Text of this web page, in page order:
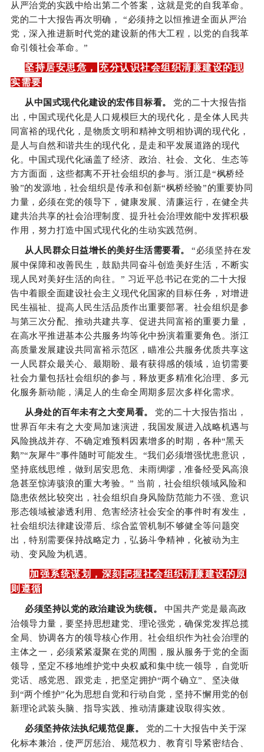
从严治党的实践中给出第二个答案，这就是党的自我革命。
党的二十大报告再次明确， “必须持之以恒推进全面从严治
党，深入推进新时代党的建设新的伟大工程，以党的自我革
命引领社会革命。”
坚持居安思危，
充分认识社会组织清廉建设的现
实需要
从中国式现代化建设的宏伟目标看。
党的二十大报告指
出，中国式现代化是人口规模巨大的现代化，是全体人民共
同富裕的现代化，是物质文明和精神文明相协调的现代化，
是人与自然和谐共生的现代化，是走和平发展道路的现代
化。中国式现代化涵盖了经济、政治、社会、文化、生态等
方方面面，这些都离不开社会组织的参与。浙江是“枫桥经
验”的发源地，社会组织是传承和创新“枫桥经验”的重要协同
力量，必须在党的领导下，健康发展、清廉运行，在健全共
建共治共享的社会治理制度、提升社会治理效能中发挥积极
作用，努力打造中国式现代化的生动实践范例。
从人民群众日益增长的美好生活需要看。
“必须坚持在发
展中保障和改善民生，鼓励共同奋斗创造美好生活，不断实
现人民对美好生活的向往。” 习近平总书记在党的二十大报
告中着眼全面建设社会主义现代化国家的目标任务，对增进
民生福祉、提高人民生活品质作出重要部署。社会组织是参
与第三次分配、推动共建共享、促进共同富裕的重要力量，
在高水平推进基本公共服务均等化中扮演着重要角色。浙江
高质量发展建设共同富裕示范区，瞄准公共服务优质共享这
一人民群众最关心、最期盼、最有获得感的领域，迫切需要
社会力量包括社会组织的参与，释放更多精准化治理、多元
化服务新动能，满足人的生命全周期多层次多样化需求。
从身处的百年未有之大变局看。
党的二十大报告指出，
世界百年未有之大变局加速演进，我国发展进入战略机遇与
风险挑战并存、不确定难预料因素增多的时期，各种“黑天
鹅”“灰犀牛”事件随时可能发生。“我们必须增强忧患意识，
坚持底线思维，做到居安思危、未雨绸缪，准备经受风高浪
急甚至惊涛骇浪的重大考验。” 当前，社会组织领域风险和
隐患依然比较突出，社会组织自身风险防范能力不强、意识
形态领域被渗透利用、危害经济社会安全的事件时有发生，
社会组织法律建设滞后、综合监管机制不够健全等问题突
出，特别需要保持战略定力，弘扬斗争精神，化被动为主
动、变风险为机遇。
加强系统谋划，深刻把握社会组织清廉建设的原
则遵循
必须坚持以党的政治建设为统领。
中国共产党是最高政
治领导力量，要坚持思想建党、理论强党，确保党发挥总揽
全局、协调各方的领导核心作用。社会组织作为社会治理的
主体之一，必须紧紧凝聚在党的周围，服从服务于党的全面
领导，坚定不移地维护党中央权威和集中统一领导，自觉听
党话、感党恩、跟党走，把坚定拥护“两个确立”、坚决做
到“两个维护”化为思想自觉和行动自觉，坚持不懈用党的创
新理论武装头脑、指导实践、推动清廉建设取得实效。
必须坚持依法执纪规范促廉。
党的二十大报告中关于深
化标本兼治，使严厉惩治、规范权力、教育引导紧密结合、